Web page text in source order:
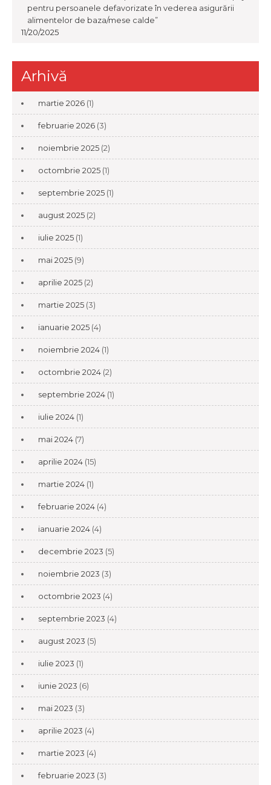
pentru persoanele defavorizate în vederea asigurării
alimentelor de baza/mese calde”
11/20/2025
Arhivă
martie 2026 (1)
februarie 2026 (3)
noiembrie 2025 (2)
octombrie 2025 (1)
septembrie 2025 (1)
august 2025 (2)
iulie 2025 (1)
mai 2025 (9)
aprilie 2025 (2)
martie 2025 (3)
ianuarie 2025 (4)
noiembrie 2024 (1)
octombrie 2024 (2)
septembrie 2024 (1)
iulie 2024 (1)
mai 2024 (7)
aprilie 2024 (15)
martie 2024 (1)
februarie 2024 (4)
ianuarie 2024 (4)
decembrie 2023 (5)
noiembrie 2023 (3)
octombrie 2023 (4)
septembrie 2023 (4)
august 2023 (5)
iulie 2023 (1)
iunie 2023 (6)
mai 2023 (3)
aprilie 2023 (4)
martie 2023 (4)
februarie 2023 (3)